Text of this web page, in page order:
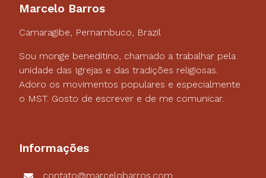
Marcelo Barros
Camaragibe, Pernambuco, Brazil
Sou monge beneditino, chamado a trabalhar pela
unidade das Igrejas e das tradições religiosas.
Adoro os movimentos populares e especialmente
o MST. Gosto de escrever e de me comunicar.
Informações
contato@marcelobarros.com